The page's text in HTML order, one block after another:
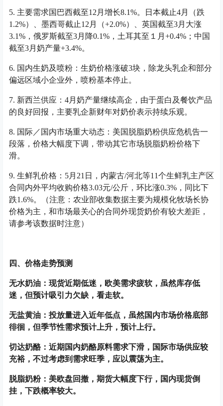
5. 主要需求国巴西截至12月增长8.1%。日本截止4月（跌
1.2%）、墨西哥截止12月（+2.0%）、英国截至3月大涨
3.1%，俄罗斯截至3月降0.1%，土耳其至１月+0.4%；中国
截至3月奶产量+3.4%。
6. 国内生奶及喷粉：生奶价格涨破3块，除龙头乳企和部分
偏远区域小企业外，喷粉基本停止。
7. 新西兰供应：4月奶产量继续高企，由于蛋白及餐饮产品
的良好回报，主要乳企新财年对奶价表示持续乐观。
8. 国际／国内市场重大动态：美国脱脂奶粉供应危机告一
段落，价格大幅度下调，带动其它市场脱脂奶粉价格下
滑。
9. 生鲜乳价格：5月21日，内蒙古/河北等11个生鲜乳主产区
合同内外平均收购价格3.03元/公斤，环比涨0.3%，同比下
跌1.6%。（注意：农业部收集数据主要为规模化牧场长协
价格为主，和市场最关心的合同外现货奶价有较大差距，
请参考该数据时注意）
四、价格走势预测
无水奶油：现货近期低迷，欧美需求疲软，虽然库存低
迷，但预计吸引力欠缺，看走软。
无盐黄油：投放量进入近年低点，虽然国内市场价格底部
徘徊，但季节性需求预计上升，预计上行。
切达奶酪：近期国内奶酪原料需求下滑，国际市场供应较
充裕，不过考虑到需求旺季，应以震荡为主。
脱脂奶粉：美欧盘回撤，期货大幅度下行，国内现货倒
挂，下跌概率较大。